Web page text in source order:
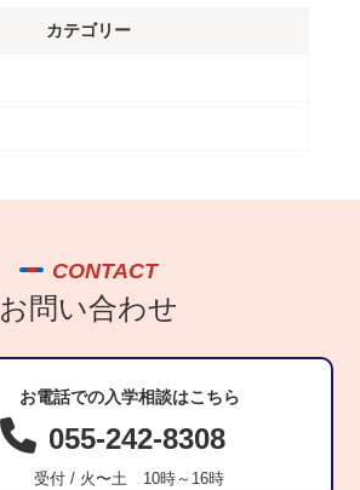
カテゴリー
CONTACT
お問い合わせ
お電話での入学相談はこちら
055-242-8308
受付 / 火〜土 10時～16時